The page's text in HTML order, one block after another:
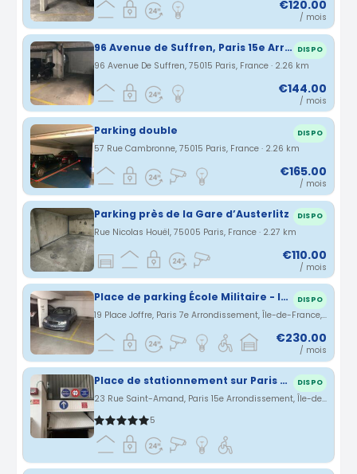
€120.00
/ mois
96 Avenue de Suffren, Paris 15e Arrondissement, Île-de-France, France Direct propriétaire: Place de parking. Parking lumineux et sécurisé. 2ème Sous sol. DISPO
96 Avenue De Suffren, 75015 Paris, France · 2.26 km
€144.00
/ mois
Parking double DISPO
57 Rue Cambronne, 75015 Paris, France · 2.26 km
€165.00
/ mois
Parking près de la Gare d’Austerlitz DISPO
Rue Nicolas Houël, 75005 Paris, France · 2.27 km
€110.00
/ mois
Place de parking École Militaire - INDIGO PARIS JOFFRE SUFFREN DISPO
19 Place Joffre, Paris 7e Arrondissement, Île-de-France, Frankreich · 2.29 km
€230.00
/ mois
Place de stationnement sur Paris - Vidéosurveillance - Accès facile DISPO
23 Rue Saint-Amand, Paris 15e Arrondissement, Île-de-France, France · 2.32 km
5